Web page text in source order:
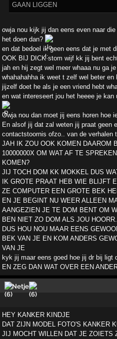
GAAN LIGGEN
owja nou kijk jij dan eens even naar
het doen dan?
en dat bedoel ik geen eens dat je met
OOK BIJ DICK stom wijf kk jij bent
jah en hij zegt wel meer whaaa nu ga
whahahahha ik weet t zelf wel beter
jijzelf doet he als je een vriend hebt
en wat intereseert jou het heeee je
Owja nou dan moet jij eens horen hoe
En alsof jij dat zal weten jij praat geen
contactstoornis ofzo.. van de verhalen
JAH IK ZOU OOK KOMEN DAAROM
10000000X OM WAT AF TE
KOMEN?
JIJ TOCH DOM KK MOKKEL DUS
IK GROTE PRAAT HEB WIE BLIJFT
ZE COMPUTER EEN GROTE BEK
EN JE BEGINT NU WEER ALLEEN
AANGEZIEN JE TE DOM BENT OM
BEN NIET ZO DOM ALS JOU
DUS HOU NOU MAAR EENS
BEK VAN JE EN KOM ANDERS
VAN JE
kyk jij maar eens goed hoe jij dr bij ligt
EN ZEG DAN WAT OVER EEN
Netje
HEY KANKER KINDJE
DAT ZIJN MODEL FOTO'S KANKER
JIJ MOCHT WILLEN DAT JE ZOIETS